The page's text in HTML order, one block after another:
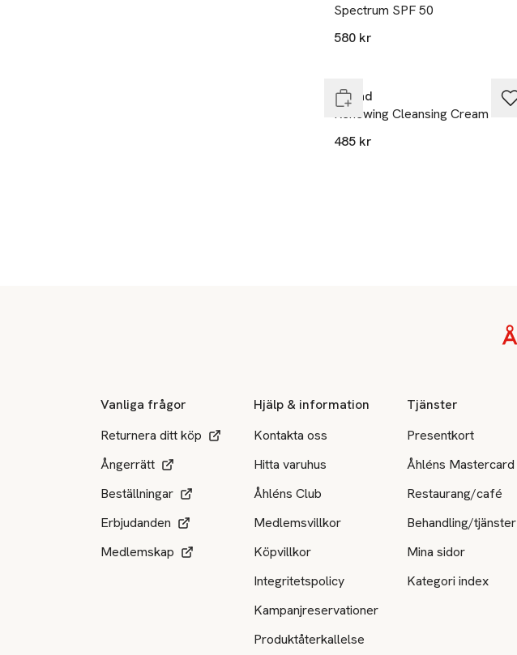
Spectrum SPF 50
580 kr
Murad
Renewing Cleansing Cream
485 kr
Vanliga frågor
Returnera ditt köp
Ångerrätt
Beställningar
Erbjudanden
Medlemskap
Hjälp & information
Kontakta oss
Hitta varuhus
Åhléns Club
Medlemsvillkor
Köpvillkor
Integritetspolicy
Kampanjreservationer
Produktåterkallelse
Tjänster
Presentkort
Åhléns Mastercard
Restaurang/café
Behandling/tjänster
Mina sidor
Kategori index